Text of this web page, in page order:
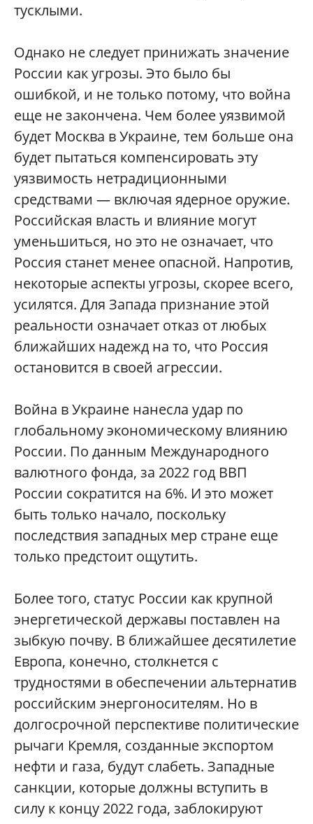
тусклыми.
Однако не следует принижать значение
России как угрозы. Это было бы
ошибкой, и не только потому, что война
еще не закончена. Чем более уязвимой
будет Москва в Украине, тем больше она
будет пытаться компенсировать эту
уязвимость нетрадиционными
средствами — включая ядерное оружие.
Российская власть и влияние могут
уменьшиться, но это не означает, что
Россия станет менее опасной. Напротив,
некоторые аспекты угрозы, скорее всего,
усилятся. Для Запада признание этой
реальности означает отказ от любых
ближайших надежд на то, что Россия
остановится в своей агрессии.
Война в Украине нанесла удар по
глобальному экономическому влиянию
России. По данным Международного
валютного фонда, за 2022 год ВВП
России сократится на 6%. И это может
быть только начало, поскольку
последствия западных мер стране еще
только предстоит ощутить.
Более того, статус России как крупной
энергетической державы поставлен на
зыбкую почву. В ближайшее десятилетие
Европа, конечно, столкнется с
трудностями в обеспечении альтернатив
российским энергоносителям. Но в
долгосрочной перспективе политические
рычаги Кремля, созданные экспортом
нефти и газа, будут слабеть. Западные
санкции, которые должны вступить в
силу к концу 2022 года, заблокируют